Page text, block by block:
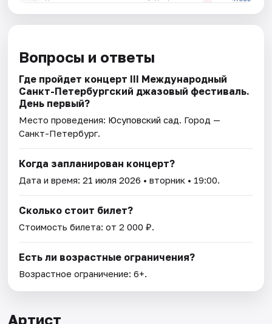
Вопросы и ответы
Где пройдет концерт III Международный
Санкт-Петербургский джазовый фестиваль.
День первый?
Место проведения: Юсуповский сад. Город —
Санкт-Петербург.
Когда запланирован концерт?
Дата и время:21 июля 2026 • вторник • 19:00.
Сколько стоит билет?
Стоимость билета: от 2 000 ₽.
Есть ли возрастные ограничения?
Возрастное ограничение: 6+.
Артист